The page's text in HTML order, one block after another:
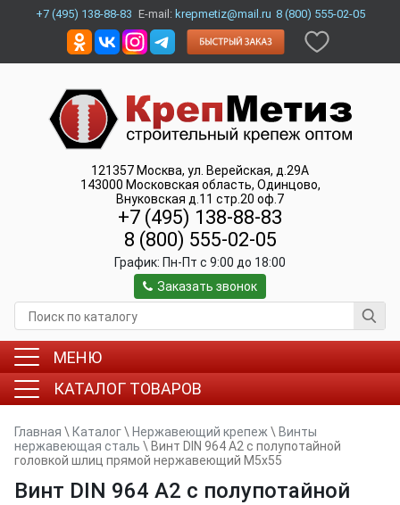
+7 (495) 138-88-83 E-mail: krepmetiz@mail.ru 8 (800) 555-02-05
121357 Москва, ул. Верейская, д.29А
143000 Московская область, Одинцово,
Внуковская д.11 стр.20 оф.7
+7 (495) 138-88-83
8 (800) 555-02-05
График: Пн-Пт c 9:00 до 18:00
Заказать звонок
МЕНЮ
КАТАЛОГ ТОВАРОВ
Главная \ Каталог\ Нержавеющий крепеж \ Винты
нержавеющая сталь \ Винт DIN 964 А2 с полупотайной
головкой шлиц прямой нержавеющий M5x55
Винт DIN 964 А2 с полупотайной